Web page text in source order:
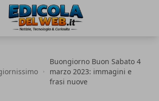
Buongiorno Buon Sabato 4
marzo 2023: immagini e
frasi nuove